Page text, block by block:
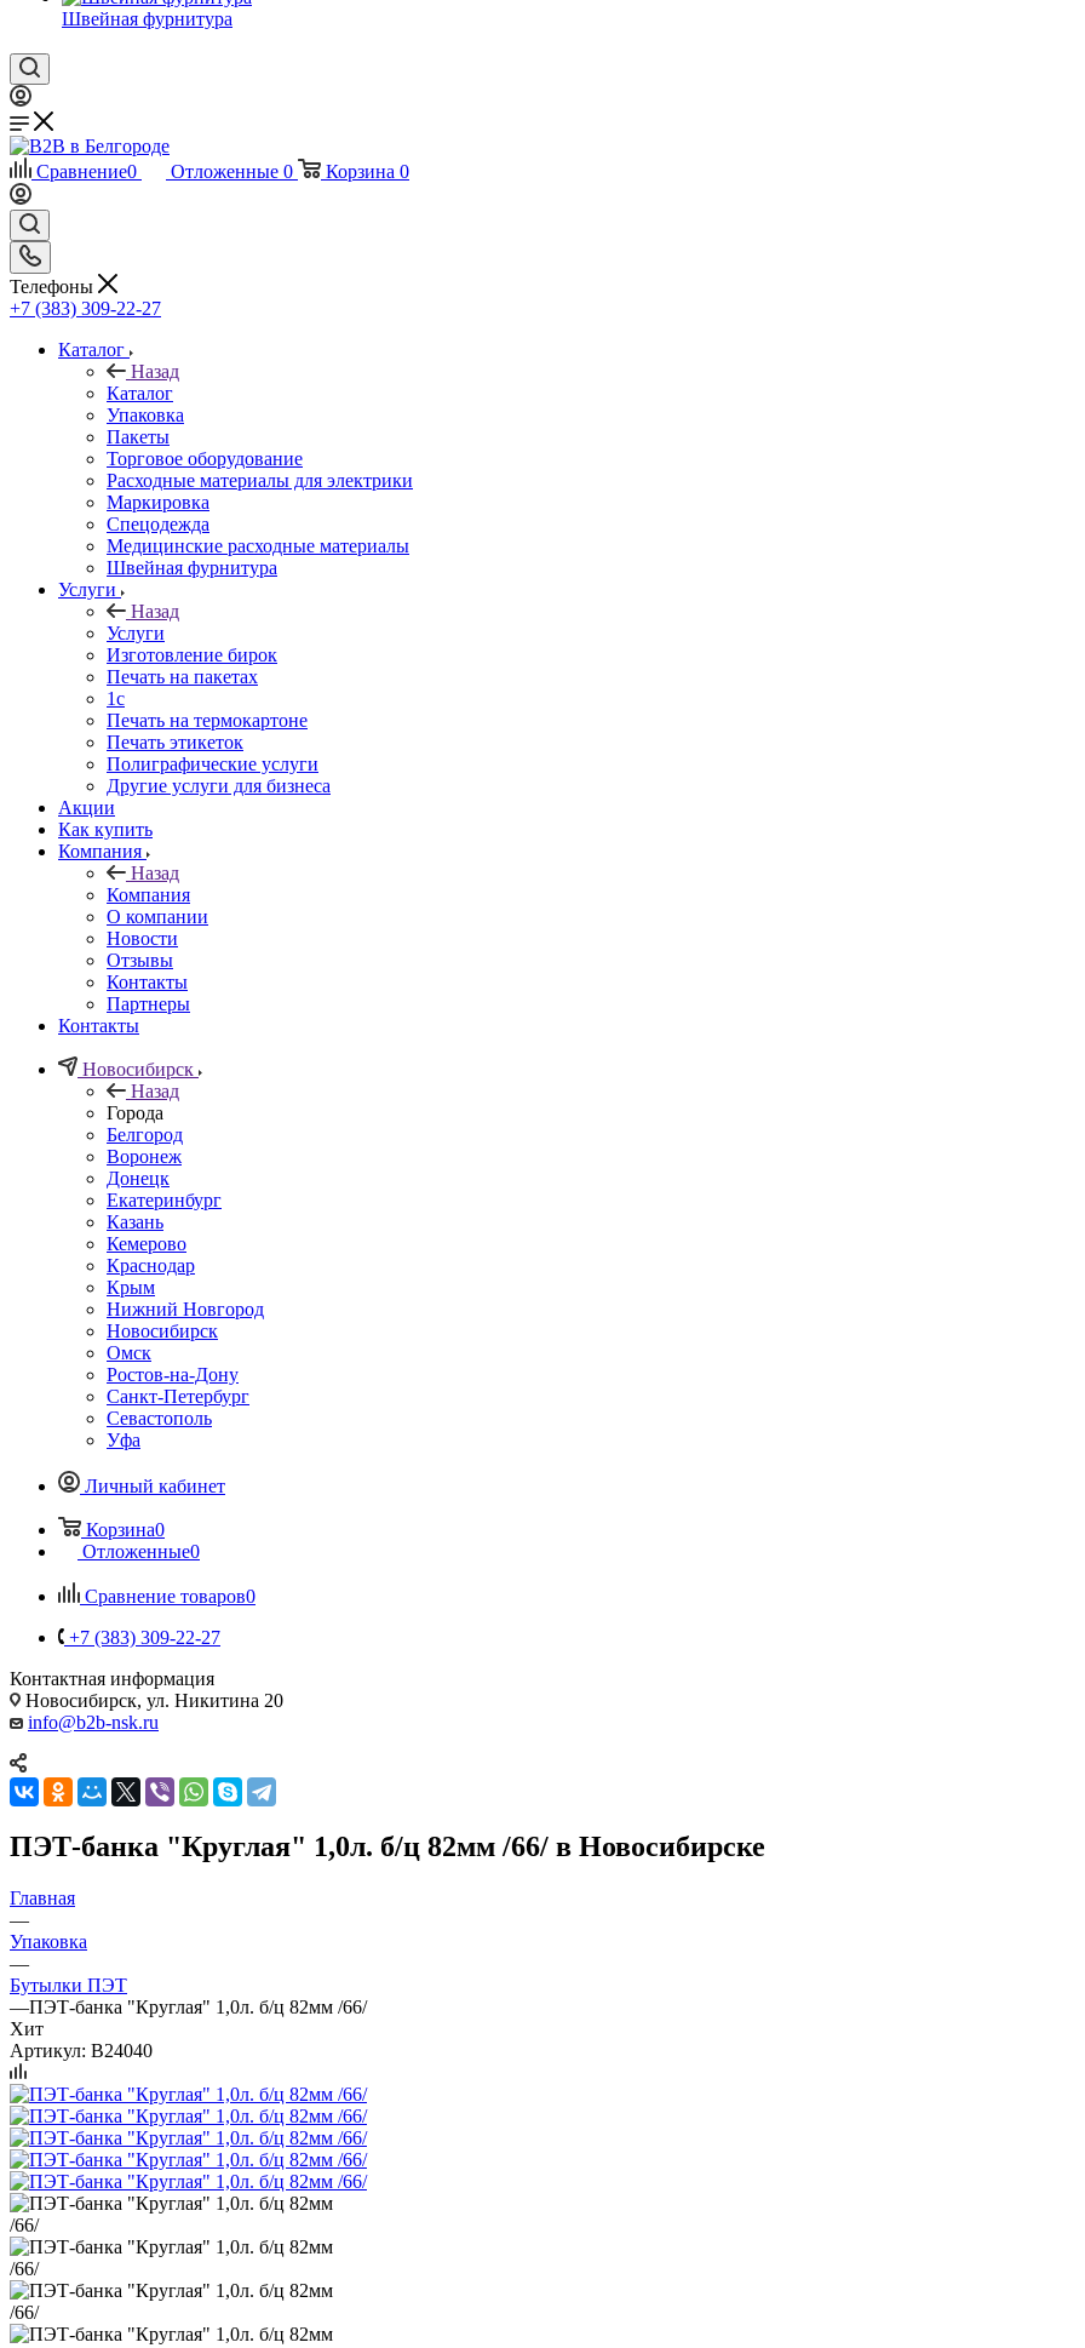
Швейная фурнитура
Сравнение0 Отложенные 0 Корзина 0
Телефоны
+7 (383) 309-22-27
Каталог
Назад
Каталог
Упаковка
Пакеты
Торговое оборудование
Расходные материалы для электрики
Маркировка
Спецодежда
Медицинские расходные материалы
Швейная фурнитура
Услуги
Назад
Услуги
Изготовление бирок
Печать на пакетах
1c
Печать на термокартоне
Печать этикеток
Полиграфические услуги
Другие услуги для бизнеса
Акции
Как купить
Компания
Назад
Компания
О компании
Новости
Отзывы
Контакты
Партнеры
Контакты
Новосибирск
Назад
Города
Белгород
Воронеж
Донецк
Екатеринбург
Казань
Кемерово
Краснодар
Крым
Нижний Новгород
Новосибирск
Омск
Ростов-на-Дону
Санкт-Петербург
Севастополь
Уфа
Личный кабинет
Корзина0
Отложенные0
Сравнение товаров0
+7 (383) 309-22-27
Контактная информация
Новосибирск, ул. Никитина 20
info@b2b-nsk.ru
ПЭТ-банка "Круглая" 1,0л. б/ц 82мм /66/ в Новосибирске
Главная
—
Упаковка
—
Бутылки ПЭТ
—ПЭТ-банка "Круглая" 1,0л. б/ц 82мм /66/
Хит
Артикул: B24040